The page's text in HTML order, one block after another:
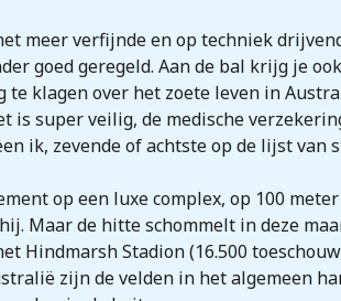
meer verfijnde en op techniek
goed geregeld. Aan de bal krijg je
te klagen over het zoete leven in
is super veilig, de medische
ik, zevende of achtste op de lijst van
op een luxe complex, op 100
Maar de hitte schommelt in deze
Hindmarsh Stadion (16.500
zijn de velden in het algemeen